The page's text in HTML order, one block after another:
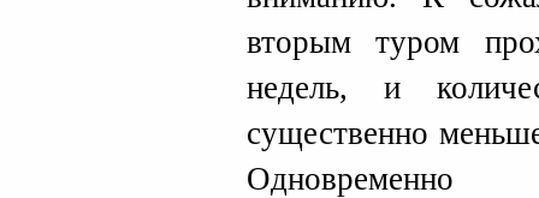
вторым туром
недель, и
существенно
Одновременно